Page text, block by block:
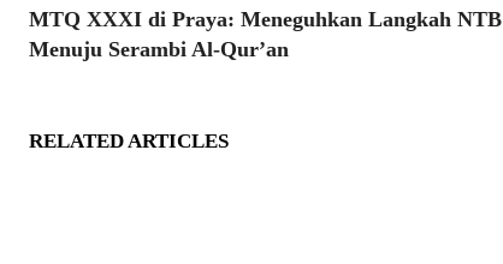
MTQ XXXI di Praya: Meneguhkan Langkah NTB
Menuju Serambi Al-Qur’an
RELATED ARTICLES